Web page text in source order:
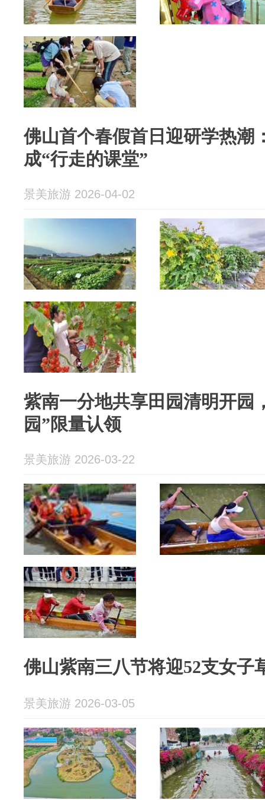
佛山首个春假首日迎研学热潮
成“行走的课堂”
景美旅游 2026-04-02
紫南一分地共享田园清明开园
园”限量认领
景美旅游 2026-03-22
佛山紫南三八节将迎52支女子
景美旅游 2026-03-05